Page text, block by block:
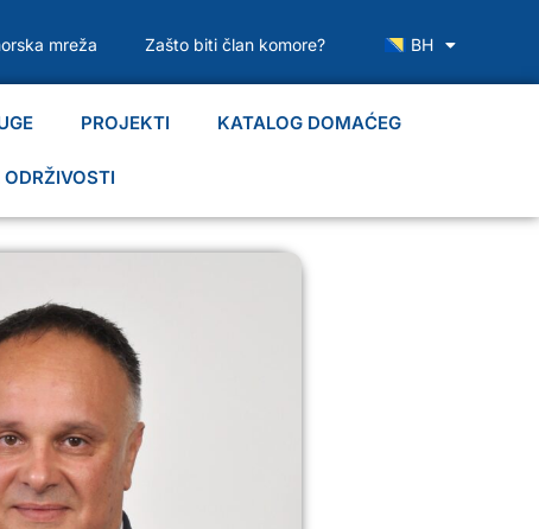
mreža Zašto biti član komore? BH
PROJEKTI KATALOG DOMAĆEG